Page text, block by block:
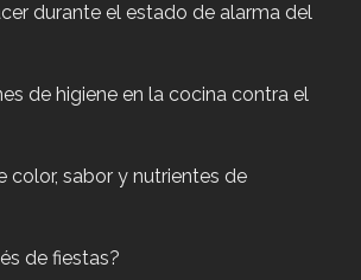
durante el estado de alarma del
de higiene en la cocina contra el
color, sabor y nutrientes de
de fiestas?